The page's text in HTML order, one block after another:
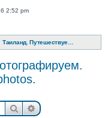
2:52 pm
ПоискРасширенный